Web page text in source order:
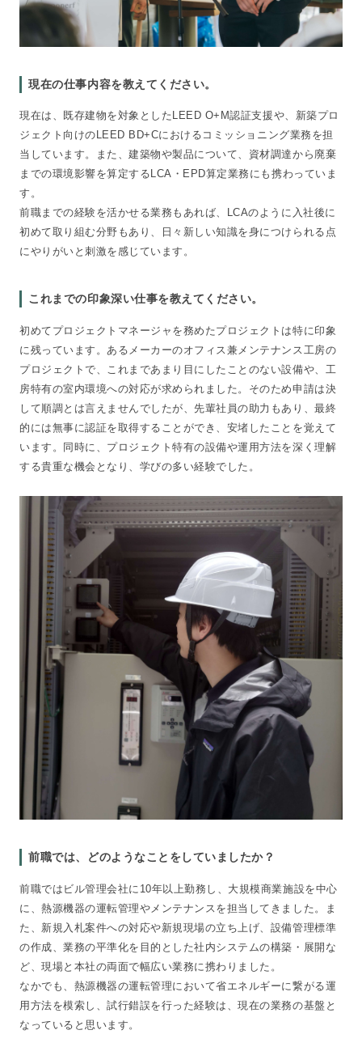
現在の仕事内容を教えてください。
現在は、既存建物を対象としたLEED O+M認証支援や、新築プロ
ジェクト向けのLEED BD+Cにおけるコミッショニング業務を担
当しています。また、建築物や製品について、資材調達から廃棄
までの環境影響を算定するLCA・EPD算定業務にも携わっていま
す。
前職までの経験を活かせる業務もあれば、LCAのように入社後に
初めて取り組む分野もあり、日々新しい知識を身につけられる点
にやりがいと刺激を感じています。
これまでの印象深い仕事を教えてください。
初めてプロジェクトマネージャを務めたプロジェクトは特に印象
に残っています。あるメーカーのオフィス兼メンテナンス工房の
プロジェクトで、これまであまり目にしたことのない設備や、工
房特有の室内環境への対応が求められました。そのため申請は決
して順調とは言えませんでしたが、先輩社員の助力もあり、最終
的には無事に認証を取得することができ、安堵したことを覚えて
います。同時に、プロジェクト特有の設備や運用方法を深く理解
する貴重な機会となり、学びの多い経験でした。
前職では、どのようなことをしていましたか？
前職ではビル管理会社に10年以上勤務し、大規模商業施設を中心
に、熱源機器の運転管理やメンテナンスを担当してきました。ま
た、新規入札案件への対応や新規現場の立ち上げ、設備管理標準
の作成、業務の平準化を目的とした社内システムの構築・展開な
ど、現場と本社の両面で幅広い業務に携わりました。
なかでも、熱源機器の運転管理において省エネルギーに繋がる運
用方法を模索し、試行錯誤を行った経験は、現在の業務の基盤と
なっていると思います。